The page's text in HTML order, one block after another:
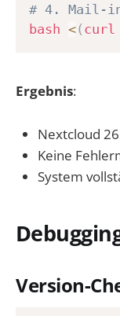
# 4. Mail-
bash <( curl
Ergebnis:
Nextcloud
Keine
System
Version-